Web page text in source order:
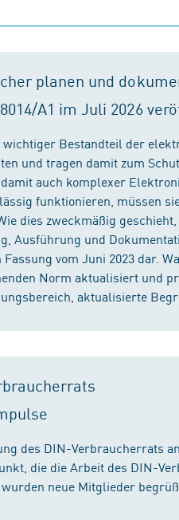
planen und
A1 im Juli 2026
Bestandteil der
und tragen damit zum
auch komplexer
funktionieren, müssen
dies zweckmäßig
Ausführung und
vom Juni 2023 dar.
Norm aktualisiert und
aktualisierte
des DIN-Verbraucherrats
die die Arbeit des DIN-
neue Mitglieder